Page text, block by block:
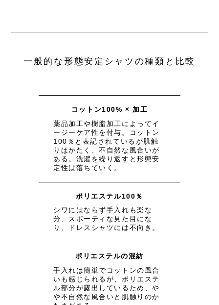
一般的な形態安定シャツの種類と比較
コットン100% × 加工
薬品加工や樹脂加工によってイ
ージーケア性を付与。コットン
100％と表記されているが肌触
りはかたく、不自然な風合いが
ある。洗濯を繰り返すと形態安
定性は落ちていく。
ポリエステル100％
シワにはならず手入れも楽な
分、スポーティな見た目にな
り、ドレスシャツには不向き。
ポリエステルの混紡
手入れは簡単でコットンの風合
いも感じられるが、ポリエステ
ル部分が露出しているため、や
や不自然な風合いと肌触りのか